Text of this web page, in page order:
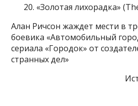
«Золотая лихорадка»
Алан Ричсон жаждет мести в
боевика «Автомобильный
сериала «Городок» от
странных дел»